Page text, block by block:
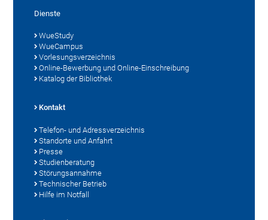
Dienste
WueStudy
WueCampus
Vorlesungsverzeichnis
Online-Bewerbung und Online-Einschreibung
Katalog der Bibliothek
Kontakt
Telefon- und Adressverzeichnis
Standorte und Anfahrt
Presse
Studienberatung
Störungsannahme
Technischer Betrieb
Hilfe im Notfall